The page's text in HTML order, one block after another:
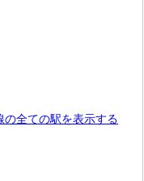
の全ての駅を表示する